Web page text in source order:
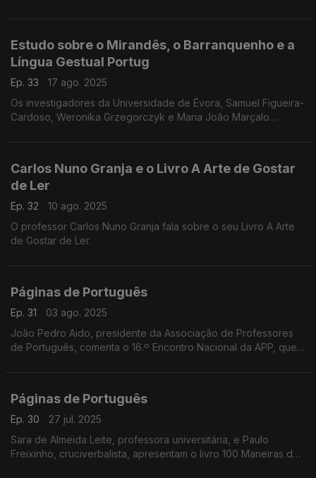
Estudo sobre o Mirandês, o Barranquenho e a
Língua Gestual Portug
Ep. 33
17 ago. 2025
Os investigadores da Universidade de Évora, Samuel Figueira-
Cardoso, Weronika Grzegorczyk e Maria João Marçalo
Carlos Nuno Granja e o Livro A Arte de Gostar
de Ler
Ep. 32
10 ago. 2025
O professor Carlos Nuno Granja fala sobre o seu Livro A Arte
de Gostar de Ler.
Páginas de Português
Ep. 31
03 ago. 2025
João Pedro Aido, presidente da Associação de Professores
de Português, comenta o 16.º Encontro Nacional da APP, que
Páginas de Português
Ep. 30
27 jul. 2025
Sara de Almeida Leite, professora universitária, e Paulo
Freixinho, cruciverbalista, apresentam o livro 100 Maneiras de